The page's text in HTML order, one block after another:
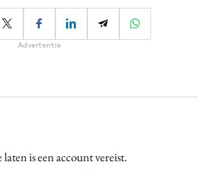
Advertentie
is een account vereist.